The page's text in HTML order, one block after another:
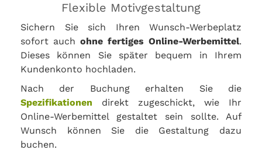
Flexible Motivgestaltung
Sichern Sie sich Ihren Wunsch-Werbeplatz
sofort auch ohne fertiges Online-Werbemittel.
Dieses können Sie später bequem in Ihrem
Kundenkonto hochladen.
Nach der Buchung erhalten Sie die
Spezifikationen direkt zugeschickt, wie Ihr
Online-Werbemittel gestaltet sein sollte. Auf
Wunsch können Sie die Gestaltung dazu
buchen.